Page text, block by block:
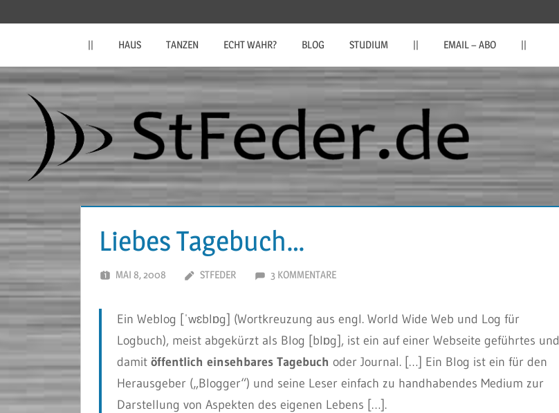
StFeder.de
|| HAUS TANZEN ECHT WAHR? BLOG STUDIUM || EMAIL – ABO ||
Liebes Tagebuch…
MAI 8, 2008 STFEDER 3 KOMMENTARE
Ein Weblog [ˈwɛblɒg] (Wortkreuzung aus engl. World Wide Web und Log für
Logbuch), meist abgekürzt als Blog [blɒg], ist ein auf einer Webseite geführtes und
damit öffentlich einsehbares Tagebuch oder Journal. […] Ein Blog ist ein für den
Herausgeber („Blogger“) und seine Leser einfach zu handhabendes Medium zur
Darstellung von Aspekten des eigenen Lebens […].